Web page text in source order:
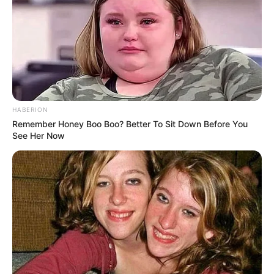
ΔΗΜΟΦΙΛΗ ΑΡΘΡΑ
HABERION
Remember Honey Boo Boo? Better To Sit Down Before You
See Her Now